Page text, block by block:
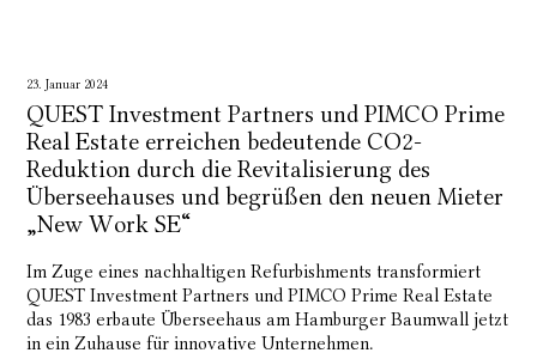
23. Januar 2024
QUEST Investment Partners und PIMCO Prime
Real Estate erreichen bedeutende CO2-
Reduktion durch die Revitalisierung des
Überseehauses und begrüßen den neuen Mieter
„New Work SE“
Im Zuge eines nachhaltigen Refurbishments transformiert
QUEST Investment Partners und PIMCO Prime Real Estate
das 1983 erbaute Überseehaus am Hamburger Baumwall jetzt
in ein Zuhause für innovative Unternehmen.